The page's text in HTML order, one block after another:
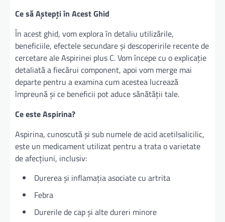
Ce să Aștepți în Acest Ghid
În acest ghid, vom explora în detaliu utilizările,
beneficiile, efectele secundare și descoperirile recente de
cercetare ale Aspirinei plus C. Vom începe cu o explicație
detaliată a fiecărui component, apoi vom merge mai
departe pentru a examina cum acestea lucrează
împreună și ce beneficii pot aduce sănătății tale.
Ce este Aspirina?
Aspirina, cunoscută și sub numele de acid acetilsalicilic,
este un medicament utilizat pentru a trata o varietate
de afecțiuni, inclusiv:
Durerea și inflamația asociate cu artrita
Febra
Durerile de cap și alte dureri minore